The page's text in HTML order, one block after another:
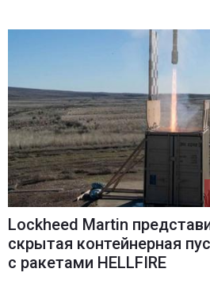
Lockheed Martin
скрытая контейнерная
с ракетами HELLFIRE